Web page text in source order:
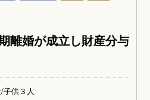
離婚が成立し財産分与
子供３人